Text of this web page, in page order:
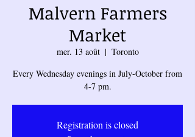
Malvern Farmers
Market
mer. 13 août
  |
Toronto
Every Wednesday evenings in July-October from
4-7 pm.
Registration is closed